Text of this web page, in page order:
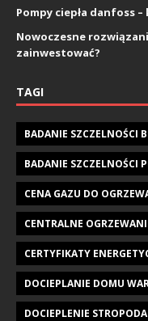
Pompy ciepła danfoss
Nowoczesne
zainwestować?
TAGI
BADANIE SZCZELNOŚCI
BADANIE SZCZELNOŚCI
CENA GAZU DO
CENTRALNE
CERTYFIKATY
DOCIEPLANIE DOMU
DOCIEPLENIE